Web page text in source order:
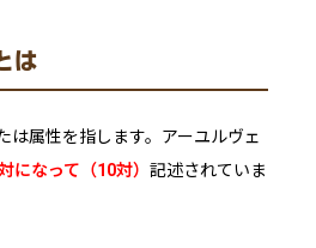
は
は属性を指します。アーユルヴェ
になって（10対） 記述されていま